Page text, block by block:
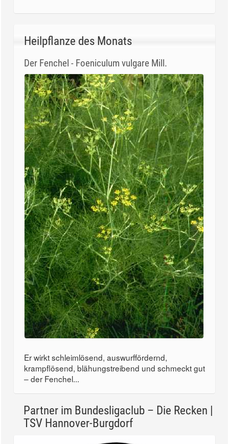
Heilpflanze des Monats
Der Fenchel - Foeniculum vulgare Mill.
Er wirkt schleimlösend, auswurffördernd,
krampflösend, blähungstreibend und schmeckt gut
– der Fenchel...
Partner im Bundesligaclub – Die Recken |
TSV Hannover-Burgdorf